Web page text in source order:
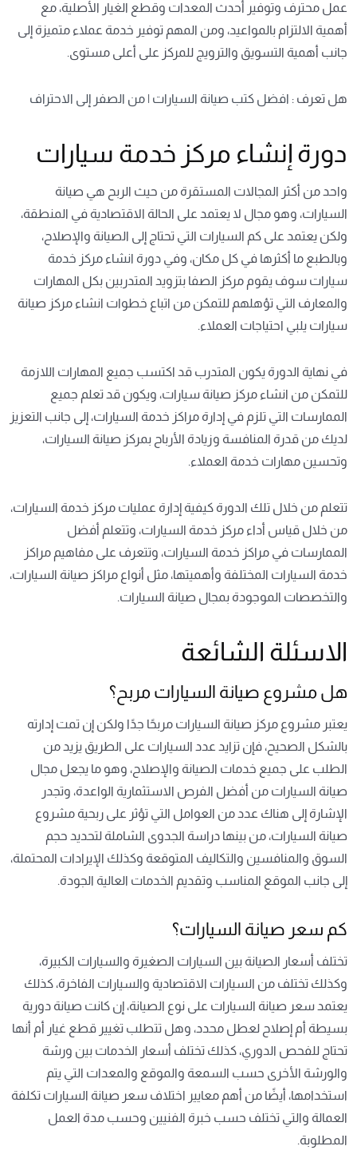
عمل محترف وتوفير أحدث المعدات وقطع الغيار الأصلية، مع
أهمية الالتزام بالمواعيد، ومن المهم توفير خدمة عملاء متميزة إلى
جانب أهمية التسويق والترويج للمركز على أعلى مستوى.
هل تعرف : افضل كتب صيانة السيارات | من الصفر إلى الاحتراف
دورة إنشاء مركز خدمة سيارات
واحد من أكثر المجالات المستقرة من حيث الربح هي صيانة
السيارات، وهو مجال لا يعتمد على الحالة الاقتصادية في المنطقة،
ولكن يعتمد على كم السيارات التي تحتاج إلى الصيانة والإصلاح،
وبالطبع ما أكثرها في كل مكان، وفي دورة انشاء مركز خدمة
سيارات سوف يقوم مركز الصفا بتزويد المتدربين بكل المهارات
والمعارف التي تؤهلهم للتمكن من اتباع خطوات انشاء مركز صيانة
سيارات يلبي احتياجات العملاء.
في نهاية الدورة يكون المتدرب قد اكتسب جميع المهارات اللازمة
للتمكن من انشاء مركز صيانة سيارات، ويكون قد تعلم جميع
الممارسات التي تلزم في إدارة مراكز خدمة السيارات، إلى جانب التعزيز
لديك من قدرة المنافسة وزيادة الأرباح بمركز صيانة السيارات،
وتحسين مهارات خدمة العملاء.
تتعلم من خلال تلك الدورة كيفية إدارة عمليات مركز خدمة السيارات،
من خلال قياس أداء مركز خدمة السيارات، وتتعلم أفضل
الممارسات في مراكز خدمة السيارات، وتتعرف على مفاهيم مراكز
خدمة السيارات المختلفة وأهميتها، مثل أنواع مراكز صيانة السيارات،
والتخصصات الموجودة بمجال صيانة السيارات.
الاسئلة الشائعة
هل مشروع صيانة السيارات مربح؟
يعتبر مشروع مركز صيانة السيارات مربحًا جدًا ولكن إن تمت إدارته
بالشكل الصحيح، فإن تزايد عدد السيارات على الطريق يزيد من
الطلب على جميع خدمات الصيانة والإصلاح، وهو ما يجعل مجال
صيانة السيارات من أفضل الفرص الاستثمارية الواعدة، وتجدر
الإشارة إلى هناك عدد من العوامل التي تؤثر على ربحية مشروع
صيانة السيارات، من بينها دراسة الجدوى الشاملة لتحديد حجم
السوق والمنافسين والتكاليف المتوقعة وكذلك الإيرادات المحتملة،
إلى جانب الموقع المناسب وتقديم الخدمات العالية الجودة.
كم سعر صيانة السيارات؟
تختلف أسعار الصيانة بين السيارات الصغيرة والسيارات الكبيرة،
وكذلك تختلف من السيارات الاقتصادية والسيارات الفاخرة، كذلك
يعتمد سعر صيانة السيارات على نوع الصيانة، إن كانت صيانة دورية
بسيطة أم إصلاح لعطل محدد، وهل تتطلب تغيير قطع غيار أم أنها
تحتاج للفحص الدوري، كذلك تختلف أسعار الخدمات بين ورشة
والورشة الأخرى حسب السمعة والموقع والمعدات التي يتم
استخدامها، أيضًا من أهم معايير اختلاف سعر صيانة السيارات تكلفة
العمالة والتي تختلف حسب خبرة الفنيين وحسب مدة العمل
المطلوبة.